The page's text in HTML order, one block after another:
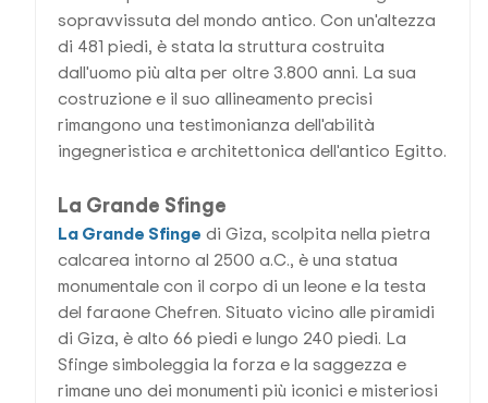
sopravvissuta del mondo antico. Con un'altezza
di 481 piedi, è stata la struttura costruita
dall'uomo più alta per oltre 3.800 anni. La sua
costruzione e il suo allineamento precisi
rimangono una testimonianza dell'abilità
ingegneristica e architettonica dell'antico Egitto.
La Grande Sfinge
La Grande Sfinge di Giza, scolpita nella pietra
calcarea intorno al 2500 a.C., è una statua
monumentale con il corpo di un leone e la testa
del faraone Chefren. Situato vicino alle piramidi
di Giza, è alto 66 piedi e lungo 240 piedi. La
Sfinge simboleggia la forza e la saggezza e
rimane uno dei monumenti più iconici e misteriosi